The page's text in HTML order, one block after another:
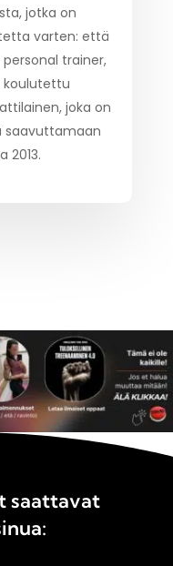
jotka on
varten: että
trainer,
koulutettu
joka on
saavuttamaan
2013.
saattavat